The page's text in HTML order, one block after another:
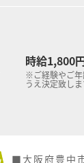
時給1,800
※ご経験やご年
うえ決定致しま
■大阪府豊中